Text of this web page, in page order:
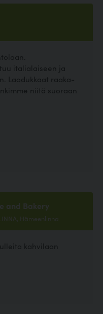
italialaiseen ja
Laadukkaat raaka-
niitä suoraan
and Bakery
Hämeenlinna
kahvilaan